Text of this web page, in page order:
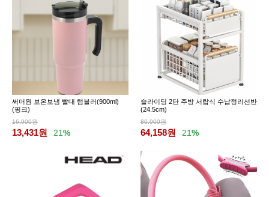
써머원 보온보냉 빨대 텀블러(900ml)
(핑크)
16,900원
13,431원 21%
슬라이딩 2단 주방 서랍식 수납정리선반
(24.5cm)
80,900원
64,158원 21%